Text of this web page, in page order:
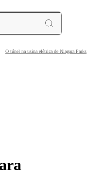
O túnel na usina elétrica de Niagara Parks